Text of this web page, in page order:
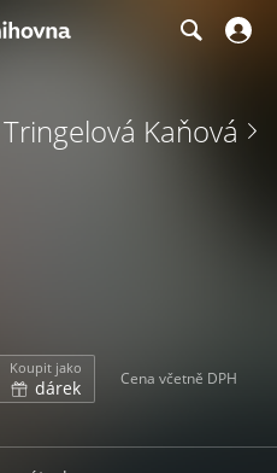
Kaňová
Koupit jako
dárek Cena včetně DPH